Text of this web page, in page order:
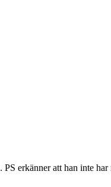
. PS erkänner att han inte